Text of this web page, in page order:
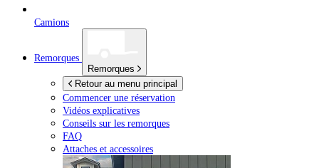
Camions
Remorques
Remorques
Retour au menu principal
Commencer une réservation
Vidéos explicatives
Conseils sur les remorques
FAQ
Attaches et accessoires